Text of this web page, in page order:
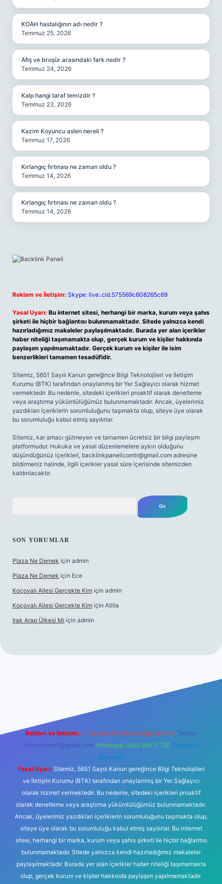
KOAH hastalığının adı nedir ?
Temmuz 25, 2026
Afiş ve broşür arasındaki fark nedir ?
Temmuz 24, 2026
Kalp hangi taraf temizdir ?
Temmuz 23, 2026
Kazim Koyuncu aslen nereli ?
Temmuz 17, 2026
Kırlangıç fırtınası ne zaman oldu ?
Temmuz 14, 2026
Kırlangıç fırtınası ne zaman oldu ?
Temmuz 14, 2026
Reklam ve İletişim: Skype: live:.cid.575569c608265c69
Yasal Uyarı: Bu internet sitesi, herhangi bir marka, kurum veya şahıs
şirketi ile hiçbir bağlantısı bulunmamaktadır. Sitede yalnızca kendi
hazırladığımız makaleler paylaşılmaktadır. Burada yer alan içerikler
haber niteliği taşımamakta olup, gerçek kurum ve kişiler hakkında
paylaşım yapılmamaktadır. Gerçek kurum ve kişiler ile isim
benzerlikleri tamamen tesadüfidir.
Sitemiz, 5651 Sayılı Kanun gereğince Bilgi Teknolojileri ve İletişim
Kurumu (BTK) tarafından onaylanmış bir Yer Sağlayıcı olarak hizmet
vermektedir. Bu nedenle, sitedeki içerikleri proaktif olarak denetleme
veya araştırma yükümlülüğümüz bulunmamaktadır. Ancak, üyelerimiz
yazdıkları içeriklerin sorumluluğunu taşımakta olup, siteye üye olarak
bu sorumluluğu kabul etmiş sayılırlar.
Sitemiz, kar amacı gütmeyen ve tamamen ücretsiz bir bilgi paylaşım
platformudur. Hukuka ve yasal düzenlemelere aykırı olduğunu
düşündüğünüz içerikleri, backlinkpanelicomtr@gmail.com adresine
bildirmeniz halinde, ilgili içerikler yasal süre içerisinde sitemizden
kaldırılacaktır.
SON YORUMLAR
Plaza Ne Demek için admin
Plaza Ne Demek için Ece
Koçovalı Ailesi Gerçekte Kim için admin
Koçovalı Ailesi Gerçekte Kim için Atilla
Irak Arap Ülkesi Mi için admin
Reklam ve İletişim: E-mail: backlinkpaneli@gmail.com Teams:
forumhizmeti@gmail.com Whatsapp: 0262 606 0 726 Telegram:
@karabul
Yasal Uyarı: Sitemiz, 5651 Sayılı Kanun gereğince Bilgi Teknolojileri
ve İletişim Kurumu (BTK) tarafından onaylanmış bir Yer Sağlayıcı
olarak hizmet vermektedir. Bu nedenle, sitedeki içerikleri proaktif
olarak denetleme veya araştırma yükümlülüğümüz bulunmamaktadır.
Ancak, üyelerimiz yazdıkları içeriklerin sorumluluğunu taşımakta olup,
siteye üye olarak bu sorumluluğu kabul etmiş sayılırlar. Bu internet
sitesi, herhangi bir marka, kurum veya şahıs şirketi ile hiçbir bağlantısı
bulunmamaktadır. Sitede yalnızca kendi hazırladığımız makaleler
paylaşılmaktadır. Burada yer alan içerikler haber niteliği taşımamakta
olup, gerçek kurum ve kişiler hakkında paylaşım yapılmamaktadır.